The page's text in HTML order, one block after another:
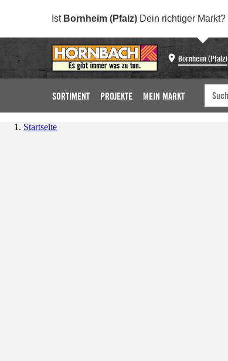
Ist Bornheim (Pfalz) Dein richtiger Markt?
Bornheim (Pfalz)
SORTIMENT PROJEKTE MEIN MARKT
Startseite